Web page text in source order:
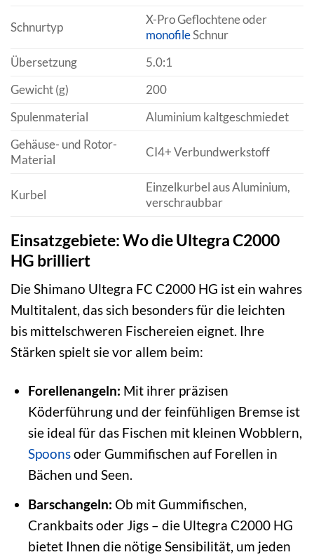
Schnurtyp
X-Pro Geflochtene oder
monofileSchnur
Übersetzung
5.0:1
Gewicht (g)
200
Spulenmaterial
Aluminium kaltgeschmiedet
Gehäuse- und Rotor-
Material
CI4+ Verbundwerkstoff
Kurbel
Einzelkurbel aus Aluminium,
verschraubbar
Einsatzgebiete: Wo die Ultegra C2000
HG brilliert
Die Shimano Ultegra FC C2000 HG ist ein wahres
Multitalent, das sich besonders für die leichten
bis mittelschweren Fischereien eignet. Ihre
Stärken spielt sie vor allem beim:
Forellenangeln: Mit ihrer präzisen
Köderführung und der feinfühligen Bremse ist
sie ideal für das Fischen mit kleinen Wobblern,
Spoonsoder Gummifischen auf Forellen in
Bächen und Seen.
Barschangeln: Ob mit Gummifischen,
Crankbaits oder Jigs – die Ultegra C2000 HG
bietet Ihnen die nötige Sensibilität, um jeden